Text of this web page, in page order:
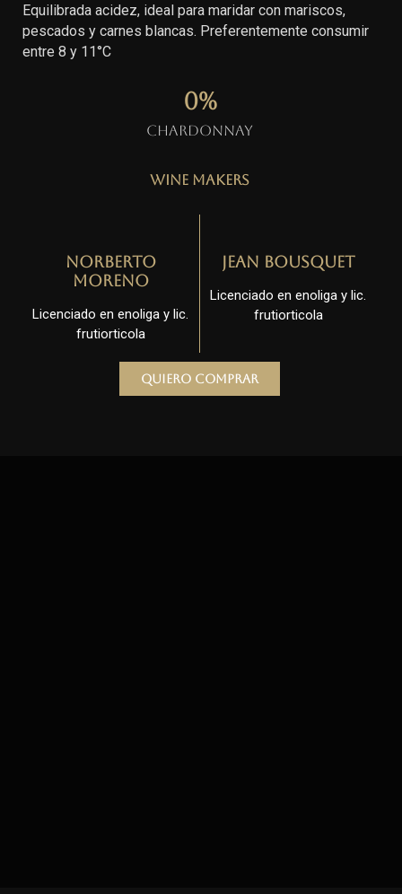
Equilibrada acidez, ideal para maridar con mariscos,
pescados y carnes blancas. Preferentemente consumir
entre 8 y 11°C
Chardonnay
0%
Wine Makers
Norberto
Moreno
Licenciado en enoliga y lic.
frutiorticola
Jean Bousquet
Licenciado en enoliga y lic.
frutiorticola
Quiero comprar